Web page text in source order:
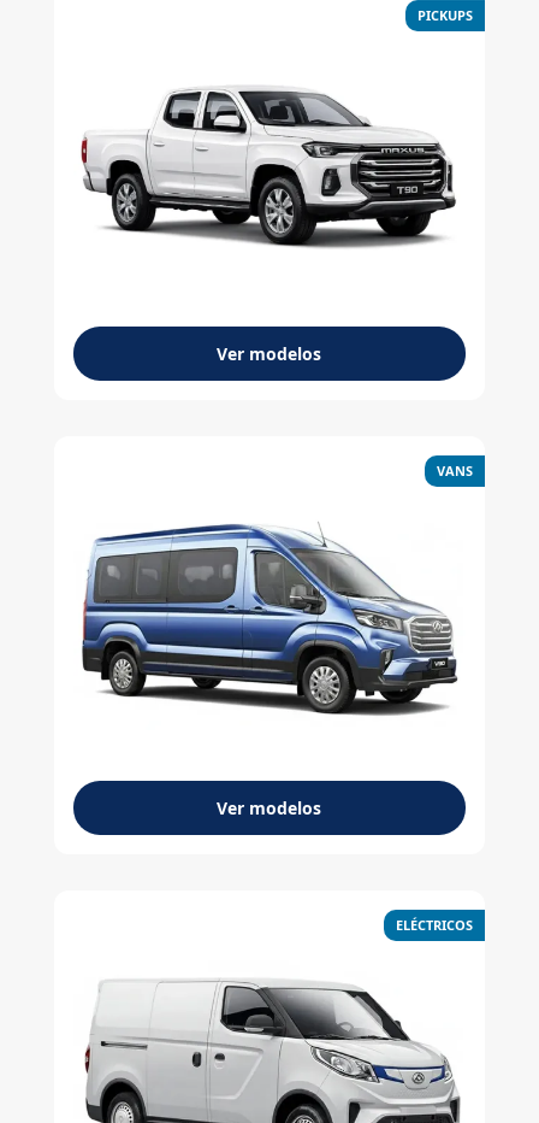
PICKUPS
Ver modelos
VANS
Ver modelos
ELÉCTRICOS